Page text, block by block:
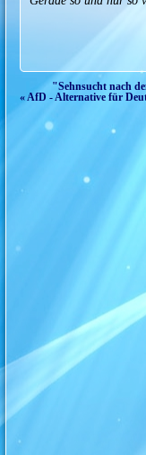
"Sehnsucht nach
« AfD - Alternative für